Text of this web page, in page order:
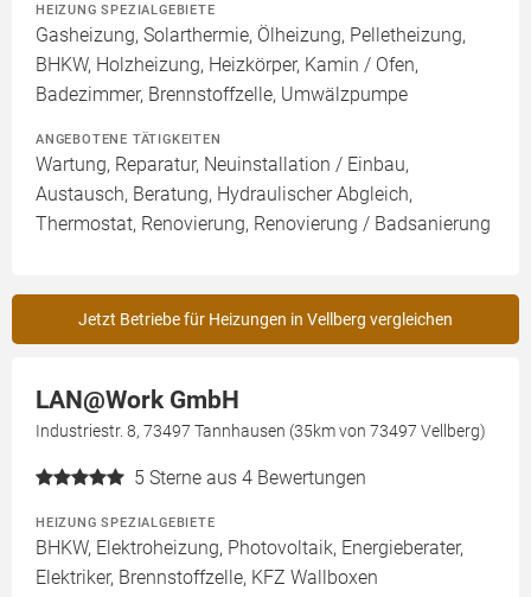
HEIZUNG SPEZIALGEBIETE
Gasheizung, Solarthermie, Ölheizung, Pelletheizung,
BHKW, Holzheizung, Heizkörper, Kamin / Ofen,
Badezimmer, Brennstoffzelle, Umwälzpumpe
ANGEBOTENE TÄTIGKEITEN
Wartung, Reparatur, Neuinstallation / Einbau,
Austausch, Beratung, Hydraulischer Abgleich,
Thermostat, Renovierung, Renovierung / Badsanierung
Jetzt Betriebe für Heizungen in Vellberg vergleichen
LAN@Work GmbH
Industriestr. 8, 73497 Tannhausen (35km von 73497 Vellberg)
5 Sterne aus 4 Bewertungen
HEIZUNG SPEZIALGEBIETE
BHKW, Elektroheizung, Photovoltaik, Energieberater,
Elektriker, Brennstoffzelle, KFZ Wallboxen